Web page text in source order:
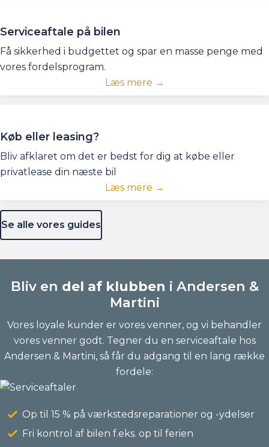
Serviceaftale på bilen
Få sikkerhed i budgettet og spar en masse penge med
vores fordelsprogram.
Læs mere →
Køb eller leasing?
Bliv afklaret om det er bedst for dig at købe eller
privatlease din næste bil
Læs mere →
Se alle vores guides
Bliv en del af klubben i Andersen &
Martini
Vores loyale kunder er vores venner, og vi behandler
vores venner godt. Tegner du en serviceaftale hos
Andersen & Martini, så får du adgang til en lang række
fordele:
Op til 15 % på værkstedsreparationer og -ydelser
Fri kontrol af bilen f.eks. op til ferien